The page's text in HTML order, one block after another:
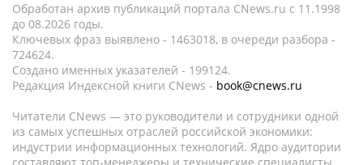
Обработан архив публикаций портала CNews.ru c 11.1998
до 08.2026 годы.
Ключевых фраз выявлено - 1463018, в очереди разбора -
724624.
Создано именных указателей - 199124.
Редакция Индексной книги CNews - book@cnews.ru
Читатели CNews — это руководители и сотрудники одной
из самых успешных отраслей российской экономики:
индустрии информационных технологий. Ядро аудитории